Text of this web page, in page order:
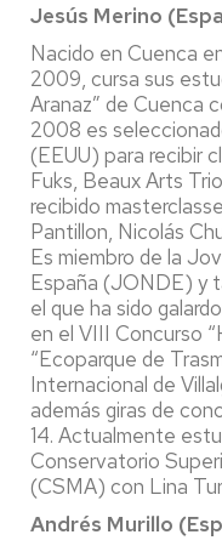
Jesús Merino
Nacido en Cuenca
2009, cursa sus
Aranaz” de Cuenca
2008 es
(EEUU) para recibir
Fuks, Beaux Arts
recibido
Pantillon, Nicolás
Es miembro de la
España (JONDE) y
el que ha sido
en el VIII Concurso
“Ecoparque de
Internacional de
además giras de
14. Actualmente
Conservatorio
(CSMA) con Lina
Andrés Murillo